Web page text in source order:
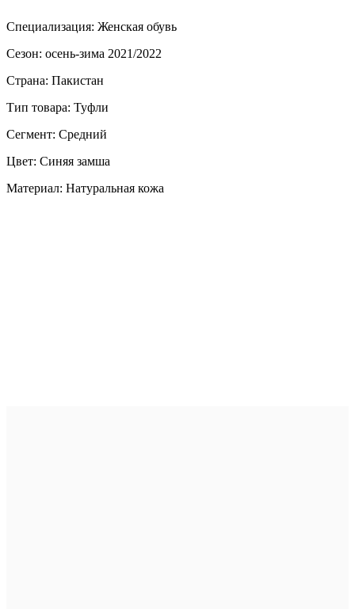
Специализация: Женская обувь
Сезон: осень-зима 2021/2022
Страна: Пакистан
Тип товара: Туфли
Сегмент: Средний
Цвет: Синяя замша
Материал: Натуральная кожа